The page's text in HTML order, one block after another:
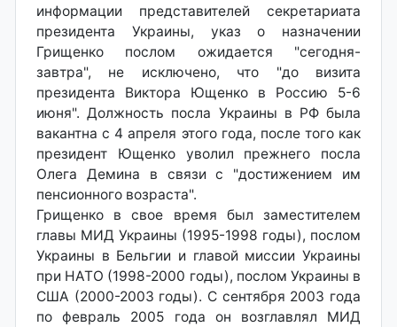
информации представителей секретариата
президента Украины, указ о назначении
Грищенко послом ожидается "сегодня-
завтра", не исключено, что "до визита
президента Виктора Ющенко в Россию 5-6
июня". Должность посла Украины в РФ была
вакантна с 4 апреля этого года, после того как
президент Ющенко уволил прежнего посла
Олега Демина в связи с "достижением им
пенсионного возраста".
Грищенко в свое время был заместителем
главы МИД Украины (1995-1998 годы), послом
Украины в Бельгии и главой миссии Украины
при НАТО (1998-2000 годы), послом Украины в
США (2000-2003 годы). С сентября 2003 года
по февраль 2005 года он возглавлял МИД